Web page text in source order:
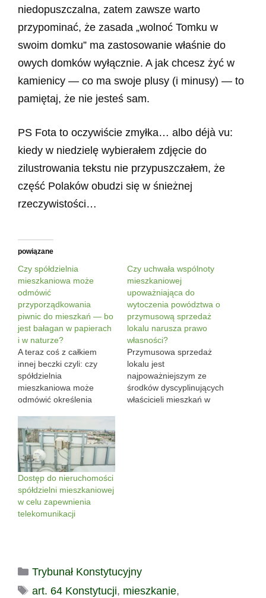
niedopuszczalna, zatem zawsze warto
przypominać, że zasada „wolnoć Tomku w
swoim domku” ma zastosowanie właśnie do
owych domków wyłącznie. A jak chcesz żyć w
kamienicy — co ma swoje plusy (i minusy) — to
pamiętaj, że nie jesteś sam.
PS Fota to oczywiście zmyłka… albo déjà vu:
kiedy w niedzielę wybierałem zdjęcie do
zilustrowania tekstu nie przypuszczałem, że
część Polaków obudzi się w śnieżnej
rzeczywistości…
powiązane
Czy spółdzielnia
mieszkaniowa może
odmówić
przyporządkowania
piwnic do mieszkań — bo
jest bałagan w papierach
i w naturze?
A teraz coś z całkiem
innej beczki czyli: czy
spółdzielnia
mieszkaniowa może
odmówić określenia
wyodrębnianych
mieszkań, jeśli ich
prawidłowe
przyporządkowanie jest
dalece utrudnione ze
względu na wieloletni
bałagan, do którego
przyłożyli się sami
BY-SA 4.0) wyrok Sądu
Najwyższego z 25
czerwca…
Czy uchwała wspólnoty
mieszkaniowej
upoważniająca do
wytoczenia powództwa o
przymusową sprzedaż
lokalu narusza prawo
własności?
Przymusowa sprzedaż
lokalu jest
najpoważniejszym ze
środków dyscyplinujących
właścicieli mieszkań w
mieszkania. Czy można
jednak powiedzieć, że
uchwała wspólnoty…
Dostęp do nieruchomości
spółdzielni mieszkaniowej
w celu zapewnienia
telekomunikacji
Kategorie
Trybunał Konstytucyjny
Tagi
art. 64 Konstytucji, mieszkanie,